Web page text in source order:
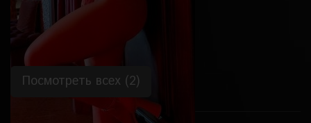
Посмотреть всех (2)